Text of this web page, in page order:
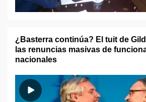
¿Basterra continúa? El tuit de
las renuncias masivas de
nacionales